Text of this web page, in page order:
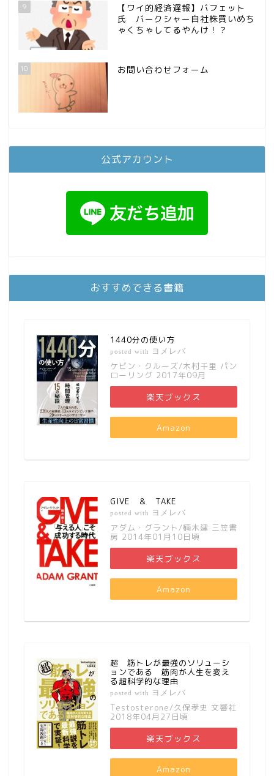
9
【ワイ的経済遅報】バフェット
氏 バークシャー自社株買いめち
ゃくちゃしてるやんけ！？
10 お問い合わせフォーム
公式アカウント
おすすめできる書籍
1440分の使い方
posted with ヨメレバ
ケビン・クルーズ/木村千里 パン
ローリング 2017年09月
楽天ブックス
Amazon
GIVE ＆ TAKE
posted with ヨメレバ
アダム・グラント/楠木建 三笠書
房 2014年01月10日頃
楽天ブックス
Amazon
超 筋トレが最強のソリューシ
ョンである 筋肉が人生を変え
る超科学的な理由
posted with ヨメレバ
Testosterone/久保孝史 文響社
2018年04月27日頃
楽天ブックス
Amazon